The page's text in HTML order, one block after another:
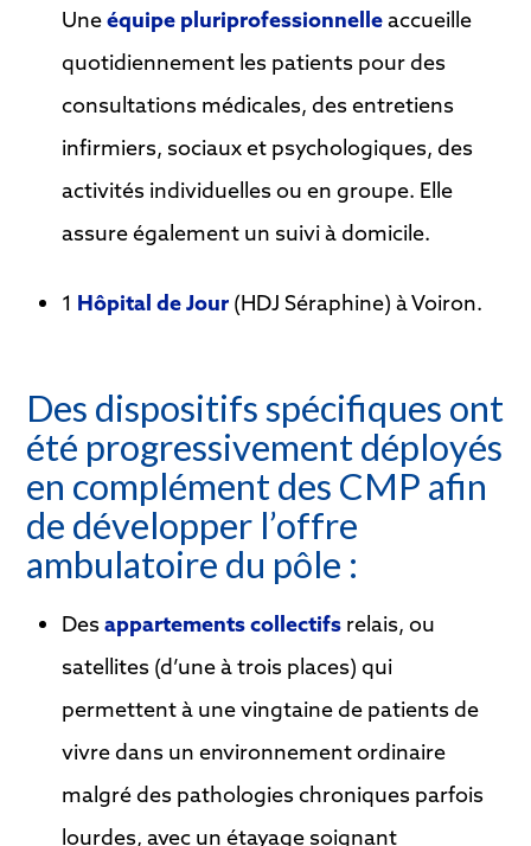
Uneéquipe pluriprofessionnelleaccueille
quotidiennement les patients pour des
consultations médicales, des entretiens
infirmiers, sociaux et psychologiques, des
activités individuelles ou en groupe. Elle
assure également un suivi à domicile.
1 Hôpital de Jour (HDJ Séraphine) à Voiron.
Des dispositifs spécifiques ont
été progressivement déployés
en complément des CMP afin
de développer l’offre
ambulatoire du pôle :
Desappartements collectifs relais, ou
satellites (d’une à trois places) qui
permettent à une vingtaine de patients de
vivre dans un environnement ordinaire
malgré des pathologies chroniques parfois
lourdes, avec un étayage soignant